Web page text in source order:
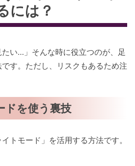
には？
たい…」そんな時に役立つのが、足
す。ただし、リスクもあるため注
ドを使う裏技
トモード」を活用する方法です。